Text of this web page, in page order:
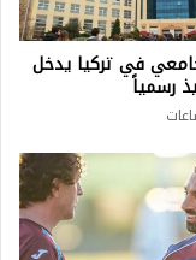
في تركيا يدخل
رسمياً